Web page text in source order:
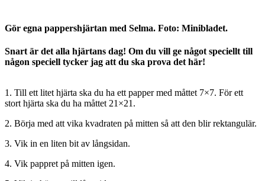
Gör egna pappershjärtan med Selma. Foto: Minibladet.
Snart är det alla hjärtans dag! Om du vill ge något speciellt till
någon speciell tycker jag att du ska prova det här!
1. Till ett litet hjärta ska du ha ett papper med måttet 7×7. För ett
stort hjärta ska du ha måttet 21×21.
2. Börja med att vika kvadraten på mitten så att den blir rektangulär.
3. Vik in en liten bit av långsidan.
4. Vik pappret på mitten igen.